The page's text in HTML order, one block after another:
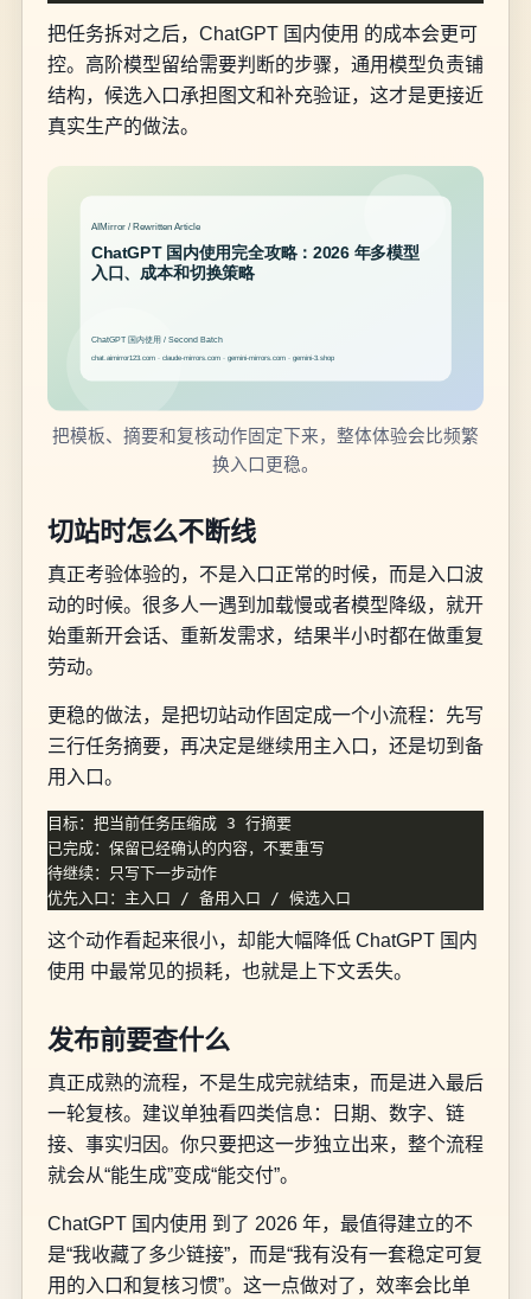
把任务拆对之后，ChatGPT 国内使用 的成本会更可
控。高阶模型留给需要判断的步骤，通用模型负责铺
结构，候选入口承担图文和补充验证，这才是更接近
真实生产的做法。
把模板、摘要和复核动作固定下来，整体体验会比频繁
换入口更稳。
切站时怎么不断线
真正考验体验的，不是入口正常的时候，而是入口波
动的时候。很多人一遇到加载慢或者模型降级，就开
始重新开会话、重新发需求，结果半小时都在做重复
劳动。
更稳的做法，是把切站动作固定成一个小流程：先写
三行任务摘要，再决定是继续用主入口，还是切到备
用入口。
目标：把当前任务压缩成 3 行摘要
待继续：只写下一步动作
这个动作看起来很小，却能大幅降低 ChatGPT 国内
使用 中最常见的损耗，也就是上下文丢失。
发布前要查什么
真正成熟的流程，不是生成完就结束，而是进入最后
一轮复核。建议单独看四类信息：日期、数字、链
接、事实归因。你只要把这一步独立出来，整个流程
就会从“能生成”变成“能交付”。
ChatGPT 国内使用 到了 2026 年，最值得建立的不
是“我收藏了多少链接”，而是“我有没有一套稳定可复
用的入口和复核习惯”。这一点做对了，效率会比单